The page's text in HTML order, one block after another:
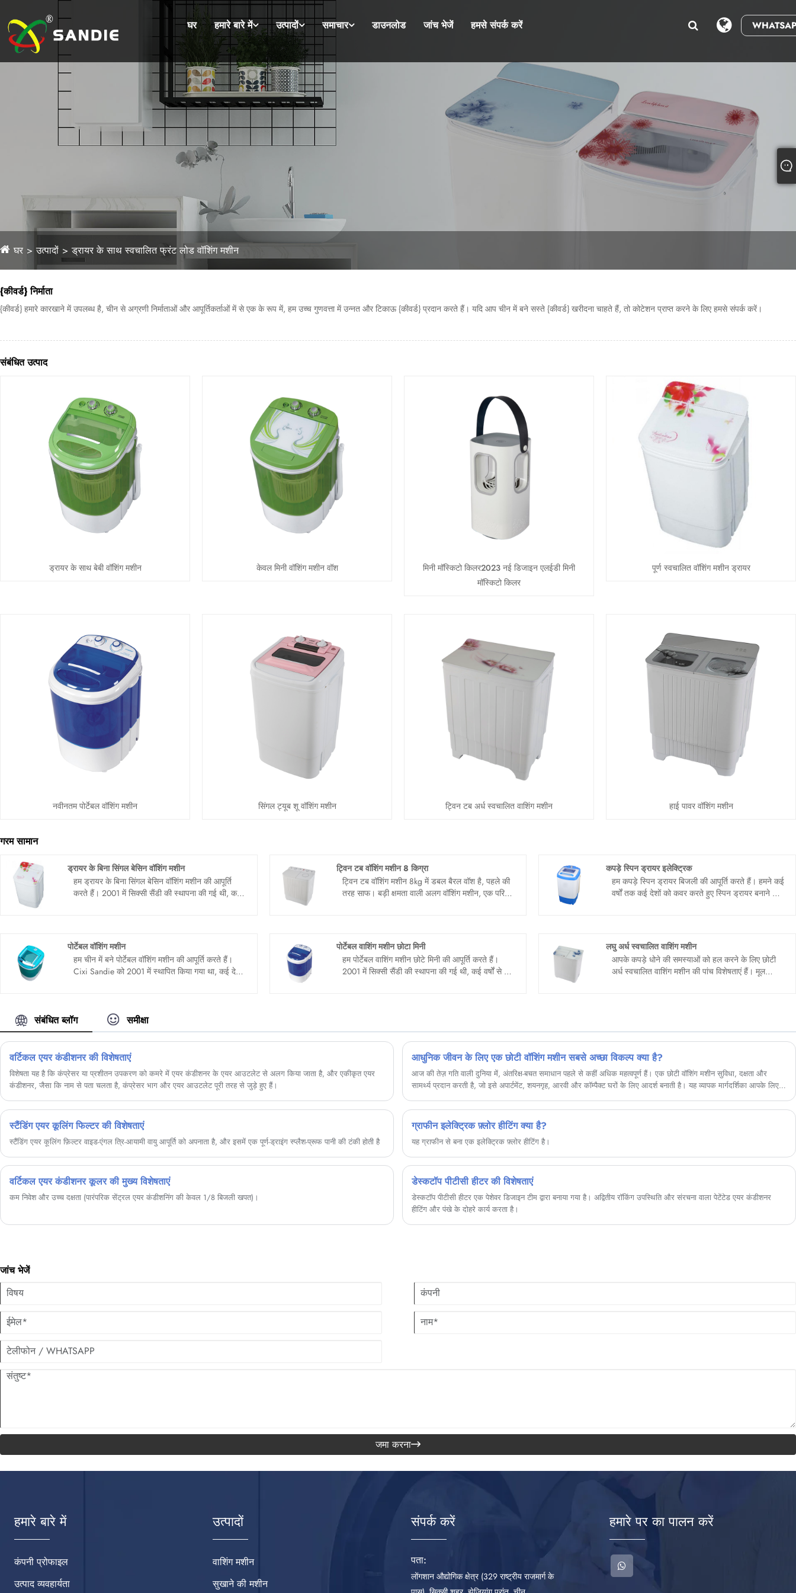
घर हमारे बारे में उत्पादों समाचार डाउनलोड जांच भेजें हमसे संपर्क करें
घर उत्पादों ड्रायर के साथ स्वचालित फ्रंट लोड वॉशिंग मशीन
{कीवर्ड} निर्माता
{कीवर्ड} हमारे कारखाने में उपलब्ध है, चीन से अग्रणी निर्माताओं और आपूर्तिकर्ताओं में से एक के रूप में, हम उच्च गुणवत्ता में उन्नत और टिकाऊ {कीवर्ड} प्रदान करते हैं। यदि आप चीन में बने सस्ते {कीवर्ड} खरीदना चाहते हैं, तो कोटेशन प्राप्त करने के लिए हमसे संपर्क करें।
संबंधित उत्पाद
ड्रायर के साथ बेबी वॉशिंग मशीन केवल मिनी वॉशिंग मशीन वॉश
मिनी मॉस्किटो किलर2023 नई डिजाइन एलईडी मिनी
मॉस्किटो किलर
पूर्ण स्वचालित वॉशिंग मशीन ड्रायर
नवीनतम पोर्टेबल वॉशिंग मशीन सिंगल ट्यूब शू वॉशिंग मशीन ट्विन टब अर्ध स्वचालित वाशिंग मशीन हाई पावर वॉशिंग मशीन
गरम सामान
ड्रायर के बिना सिंगल बेसिन वॉशिंग मशीन
हम ड्रायर के बिना सिंगल बेसिन वॉशिंग मशीन की आपूर्ति
करते हैं। 2001 में सिक्सी सैंडी की स्थापना की गई थी, कई
ट्विन टब वॉशिंग मशीन 8 किग्रा
ट्विन टब वॉशिंग मशीन 8kg में डबल बैरल वॉश है, पहले की
तरह साफ। बड़ी क्षमता वाली अलग वॉशिंग मशीन, एक परिवार
धुलाई और निर्जलीकरण के लिए डबल बैरल, साफ और कोई
अवशेष नहीं। पारंपरिक वाशिंग मशीन से अलग, धुलाई और
सुखाने को अलग-अलग क्षेत्रों में प्रभावी ढंग से धोने के
अवशेषों और माध्यमिक प्रदूषण से बचने के लिए किया जा
कपड़े स्पिन ड्रायर इलेक्ट्रिक
हम कपड़े स्पिन ड्रायर बिजली की आपूर्ति करते हैं। हमने कई
वर्षों तक कई देशों को कवर करते हुए स्पिन ड्रायर बनाने के
पोर्टेबल वॉशिंग मशीन
हम चीन में बने पोर्टेबल वॉशिंग मशीन की आपूर्ति करते हैं।
Cixi Sandie को 2001 में स्थापित किया गया था, कई देशों
पोर्टेबल वाशिंग मशीन छोटा मिनी
हम पोर्टेबल वाशिंग मशीन छोटे मिनी की आपूर्ति करते हैं।
2001 में सिक्सी सैंडी की स्थापना की गई थी, कई वर्षों से कई
लघु अर्ध स्वचालित वाशिंग मशीन
आपके कपड़े धोने की समस्याओं को हल करने के लिए छोटी
अर्ध स्वचालित वाशिंग मशीन की पांच विशेषताएं हैं। मूल
सफाई से धोया जा सकता है।
संबंधित ब्लॉग समीक्षा
वर्टिकल एयर कंडीशनर की विशेषताएं
विशेषता यह है कि कंप्रेसर या प्रशीतन उपकरण को कमरे में एयर कंडीशनर के एयर आउटलेट से अलग किया जाता है, और एकीकृत एयर
कंडीशनर, जैसा कि नाम से पता चलता है, कंप्रेसर भाग और एयर आउटलेट पूरी तरह से जुड़े हुए हैं।
आधुनिक जीवन के लिए एक छोटी वॉशिंग मशीन सबसे अच्छा विकल्प क्या है?
​आज की तेज़ गति वाली दुनिया में, अंतरिक्ष-बचत समाधान पहले से कहीं अधिक महत्वपूर्ण हैं। एक छोटी वॉशिंग मशीन सुविधा, दक्षता और
सामर्थ्य प्रदान करती है, जो इसे अपार्टमेंट, शयनगृह, आरवी और कॉम्पैक्ट घरों के लिए आदर्श बनाती है। यह व्यापक मार्गदर्शिका आपके लिए
समाधान चुनने में मदद करती है। चाहे आप सीमित स्थान के साथ काम कर रहे हों या ऊर्जा दक्षता की तलाश कर रहे हों, यह लेख वास्तविक
ग्राहक समस्याओं को संबोधित करता है और कार्रवाई योग्य अंतर्दृष्टि प्रदान करता है।
स्टैंडिंग एयर कूलिंग फिल्टर की विशेषताएं
स्टैंडिंग एयर कूलिंग फ़िल्टर वाइड-एंगल त्रि-आयामी वायु आपूर्ति को अपनाता है, और इसमें एक पूर्ण-ड्राइंग स्प्लैश-प्रूफ पानी की टंकी होती है
ग्राफीन इलेक्ट्रिक फ़्लोर हीटिंग क्या है?
यह ग्राफीन से बना एक इलेक्ट्रिक फ़्लोर हीटिंग है।
वर्टिकल एयर कंडीशनर कूलर की मुख्य विशेषताएं
कम निवेश और उच्च दक्षता (पारंपरिक सेंट्रल एयर कंडीशनिंग की केवल 1/8 बिजली खपत)।
डेस्कटॉप पीटीसी हीटर की विशेषताएं
डेस्कटॉप पीटीसी हीटर एक पेशेवर डिजाइन टीम द्वारा बनाया गया है। अद्वितीय रॉकिंग उपस्थिति और संरचना वाला पेटेंटेड एयर कंडीशनर
हीटिंग और पंखे के दोहरे कार्य करता है।
जांच भेजें
जमा करना
हमारे बारे में
कंपनी प्रोफाइल
उत्पाद व्यवहार्यता
उत्पादों
वाशिंग मशीन
सुखाने की मशीन
संपर्क करें
पता:
लोंगशान औद्योगिक क्षेत्र (329 राष्ट्रीय राजमार्ग के
हमारे पर का पालन करें